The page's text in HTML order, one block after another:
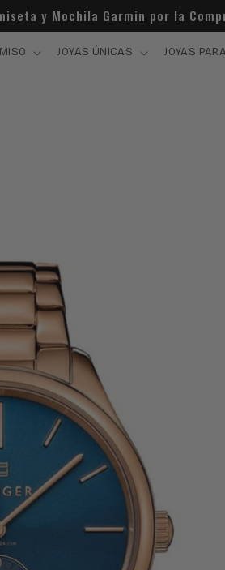
y Mochila Garmin por la
JOYAS ÚNICAS JOYAS